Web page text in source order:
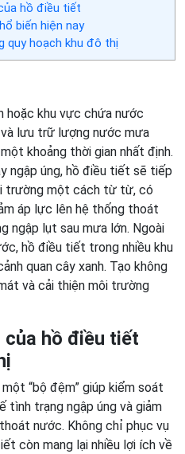
hồ điều tiết
biến hiện nay
quy hoạch khu đô thị
khu vực chứa nước
lưu trữ lượng nước mưa
khoảng thời gian nhất định.
ngập úng, hồ điều tiết sẽ tiếp
trường một cách từ từ, có
áp lực lên hệ thống thoát
ngập lụt sau mưa lớn. Ngoài
hồ điều tiết trong nhiều khu
quan cây xanh. Tạo không
và cải thiện môi trường
hồ điều tiết
“bộ đệm” giúp kiểm soát
tình trạng ngập úng và giảm
nước. Không chỉ phục vụ
còn mang lại nhiều lợi ích về